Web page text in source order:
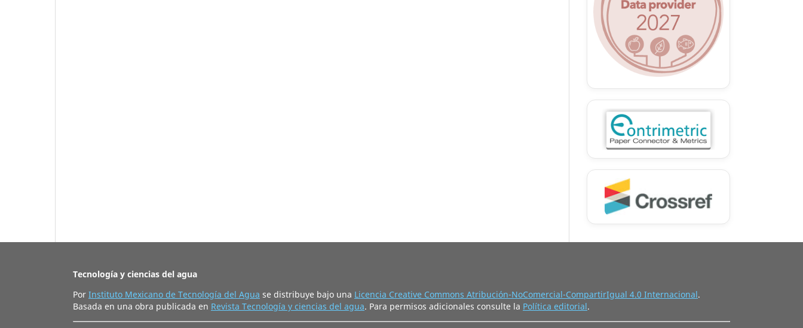
Tecnología y ciencias del agua
Por Instituto Mexicano de Tecnología del Agua se distribuye bajo una Licencia Creative Commons Atribución-NoComercial-CompartirIgual 4.0 Internacional.
Basada en una obra publicada en Revista Tecnología y ciencias del agua. Para permisos adicionales consulte la Política editorial.